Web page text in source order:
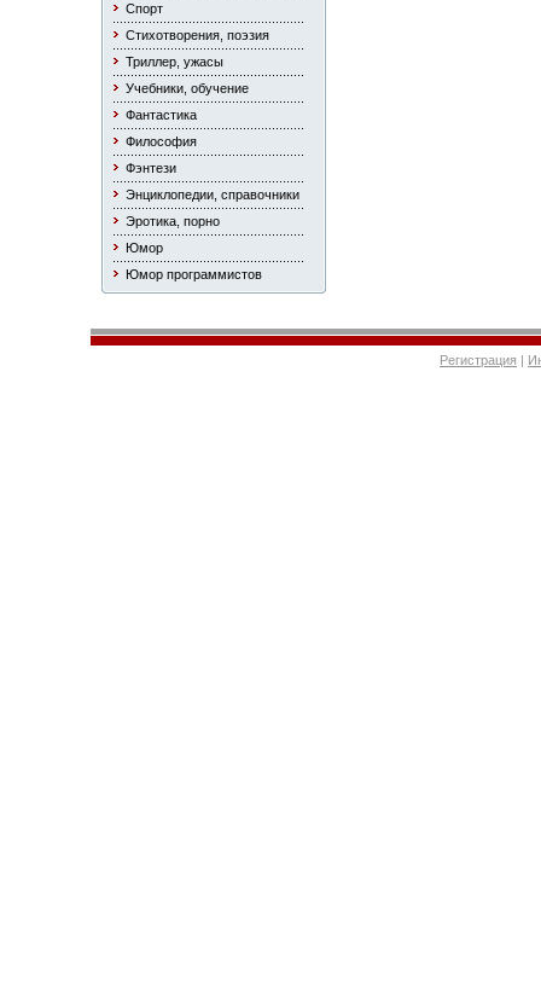
Спорт
Стихотворения, поэзия
Триллер, ужасы
Учебники, обучение
Фантастика
Философия
Фэнтези
Энциклопедии, справочники
Эротика, порно
Юмор
Юмор программистов
Регистрация |